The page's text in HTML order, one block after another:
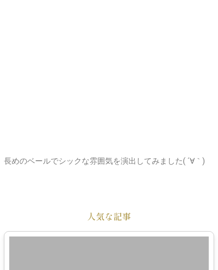
長めのベールでシックな雰囲気を演出してみました( ´∀｀)
人気な記事